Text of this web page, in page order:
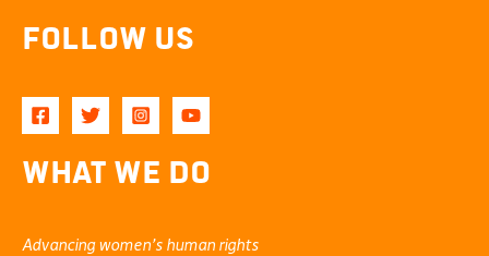
Follow Us
What We Do
Advancing women’s human rights